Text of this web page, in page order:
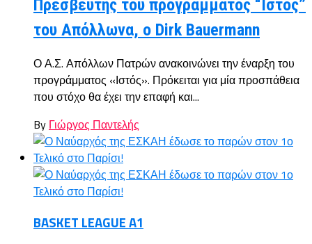
Πρεσβευτής του προγράμματος “Ιστός”
του Απόλλωνα, ο Dirk Bauermann
Ο Α.Σ. Απόλλων Πατρών ανακοινώνει την έναρξη του
προγράμματος «Ιστός». Πρόκειται για μία προσπάθεια
που στόχο θα έχει την επαφή και...
By Γιώργος Παντελής
BASKET LEAGUE A1